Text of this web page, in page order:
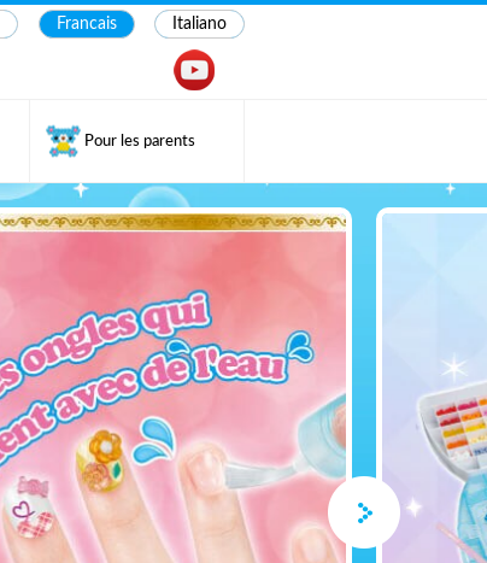
Pour les parents
Francais Italiano